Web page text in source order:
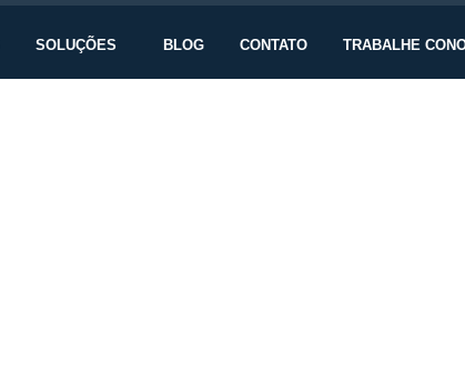
SOLUÇÕES BLOG CONTATO TRABALHE